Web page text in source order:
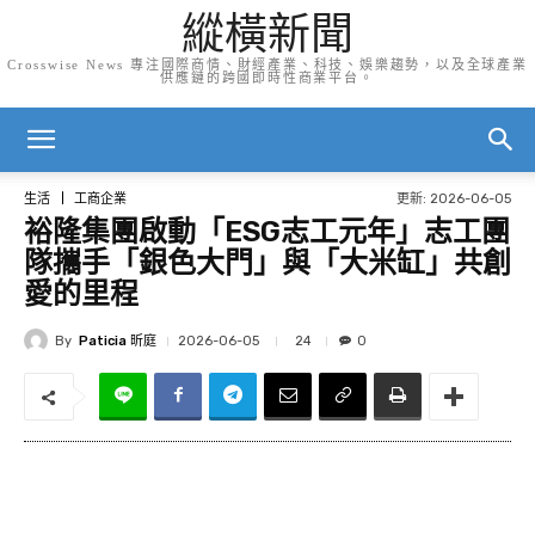
縱橫新聞
Crosswise News 專注國際商情、財經產業、科技、娛樂趨勢，以及全球產業
供應鏈的跨國即時性商業平台。
生活 工商企業 更新: 2026-06-05
裕隆集團啟動「ESG志工元年」志工團
隊攜手「銀色大門」與「大米缸」共創
愛的里程
By Paticia 昕庭 2026-06-05 24 0